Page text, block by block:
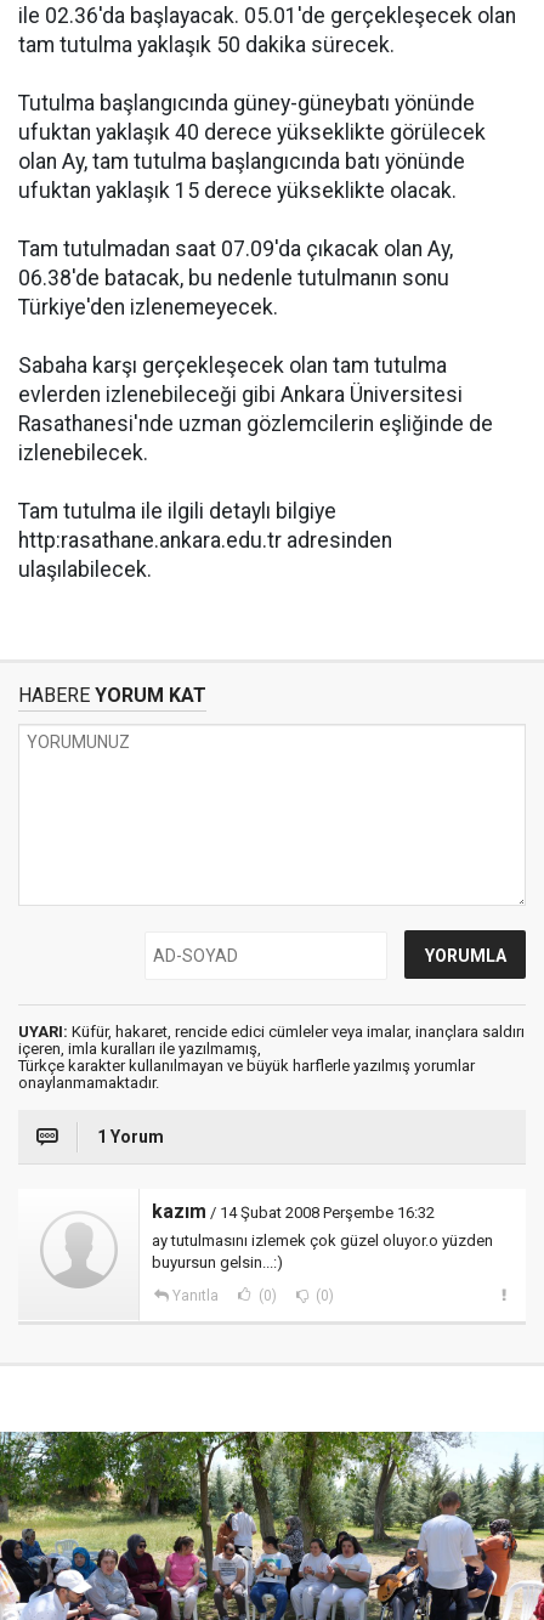
ile 02.36'da başlayacak. 05.01'de gerçekleşecek olan
tam tutulma yaklaşık 50 dakika sürecek.
Tutulma başlangıcında güney-güneybatı yönünde
ufuktan yaklaşık 40 derece yükseklikte görülecek
olan Ay, tam tutulma başlangıcında batı yönünde
ufuktan yaklaşık 15 derece yükseklikte olacak.
Tam tutulmadan saat 07.09'da çıkacak olan Ay,
06.38'de batacak, bu nedenle tutulmanın sonu
Türkiye'den izlenemeyecek.
Sabaha karşı gerçekleşecek olan tam tutulma
evlerden izlenebileceği gibi Ankara Üniversitesi
Rasathanesi'nde uzman gözlemcilerin eşliğinde de
izlenebilecek.
Tam tutulma ile ilgili detaylı bilgiye
http:rasathane.ankara.edu.tr adresinden
ulaşılabilecek.
HABERE YORUM KAT
UYARI: Küfür, hakaret, rencide edici cümleler veya imalar, inançlara saldırı
içeren, imla kuralları ile yazılmamış,
Türkçe karakter kullanılmayan ve büyük harflerle yazılmış yorumlar
onaylanmamaktadır.
1 Yorum
kazım / 14 Şubat 2008 Perşembe 16:32
ay tutulmasını izlemek çok güzel oluyor.o yüzden
buyursun gelsin...:)
Yanıtla (0) (0)